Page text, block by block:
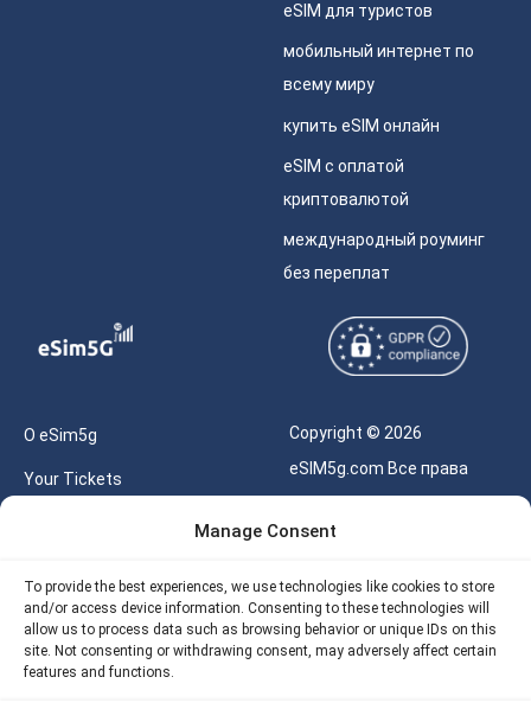
Manage Consent
To provide the best experiences, we use technologies like cookies to store
and/or access device information. Consenting to these technologies will
allow us to process data such as browsing behavior or unique IDs on this
site. Not consenting or withdrawing consent, may adversely affect certain
features and functions.
eSIM для туристов
мобильный интернет по
всему миру
купить eSIM онлайн
eSIM с оплатой
криптовалютой
международный роуминг
без переплат
О eSim5g
Your Tickets
Калькулятор для eSIM
Политика возврата
eSIM5G
Copyright © 2026
eSIM5g.com Все права
Политика
конфиденциальности